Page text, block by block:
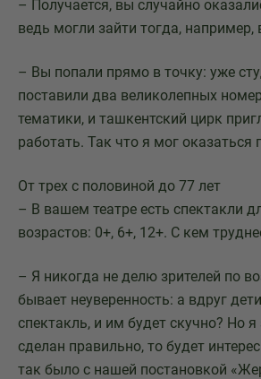
– Получается, вы случайно
ведь могли зайти тогда, например,
– Вы попали прямо в точку: уже
поставили два великолепных
тематики, и ташкентский цирк
работать. Так что я мог оказаться
От трех с половиной до 77 лет
– В вашем театре есть спектакли
возрастов: 0+, 6+, 12+. С кем
– Я никогда не делю зрителей по
бывает неуверенность: а вдруг
спектакль, и им будет скучно? Но
сделан правильно, то будет
так было с нашей постановкой